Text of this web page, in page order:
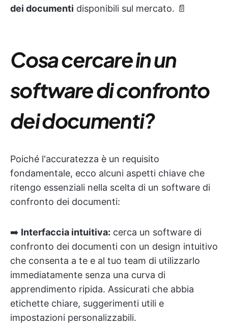
dei documenti disponibili sul mercato. 📄
Cosa cercare in un
software di confronto
dei documenti?
Poiché l'accuratezza è un requisito
fondamentale, ecco alcuni aspetti chiave che
ritengo essenziali nella scelta di un software di
confronto dei documenti:
➡️ Interfaccia intuitiva: cerca un software di
confronto dei documenti con un design intuitivo
che consenta a te e al tuo team di utilizzarlo
immediatamente senza una curva di
apprendimento ripida. Assicurati che abbia
etichette chiare, suggerimenti utili e
impostazioni personalizzabili.